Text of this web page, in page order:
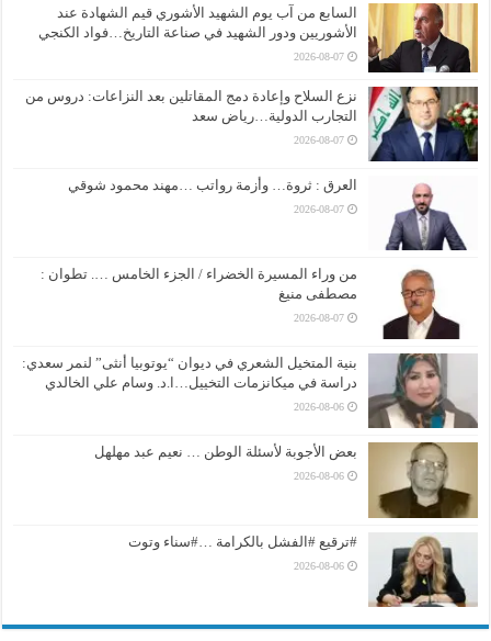
السابع من آب يوم الشهيد الأشوري قيم الشهادة عند
الأشوريين ودور الشهيد في صناعة التاريخ…فواد الكنجي
2026-08-07
نزع السلاح وإعادة دمج المقاتلين بعد النزاعات: دروس من
التجارب الدولية…رياض سعد
2026-08-07
العرق : ثروة… وأزمة رواتب …مهند محمود شوقي
2026-08-07
من وراء المسيرة الخضراء / الجزء الخامس …. تطوان :
مصطفى منيغ
2026-08-07
بنية المتخيل الشعري في ديوان “يوتوبيا أنثى” لنمر سعدي:
دراسة في ميكانزمات التخييل…ا.د. وسام علي الخالدي
2026-08-06
بعض الأجوبة لأسئلة الوطن … نعيم عبد مهلهل
2026-08-06
#ترقيع #الفشل بالكرامة …#سناء وتوت
2026-08-06